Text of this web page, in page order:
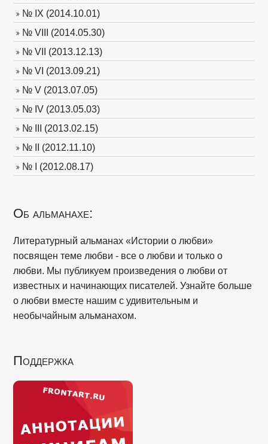
№ IX (2014.10.01)
№ VIII (2014.05.30)
№ VII (2013.12.13)
№ VI (2013.09.21)
№ V (2013.07.05)
№ IV (2013.05.03)
№ III (2013.02.15)
№ II (2012.11.10)
№ I (2012.08.17)
Об альманахе:
Литературный альманах «Истории о любви»
посвящен теме любви - все о любви и только о
любви. Мы публикуем произведения о любви от
известных и начинающих писателей. Узнайте больше
о любви вместе нашим с удивительным и
необычайным альманахом.
Поддержка